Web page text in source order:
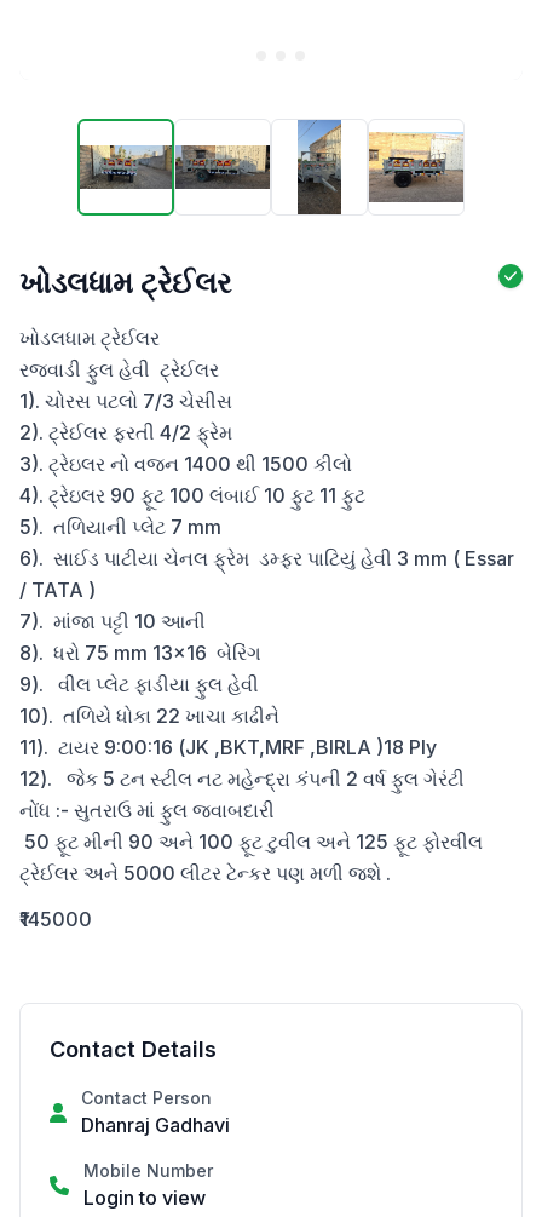
ખોડલધામ ટ્રેઈલર
ખોડલધામ ટ્રેઈલર
રજવાડી ફુલ હેવી  ટ્રેઈલર
1). ચોરસ પટલો 7/3 ચેસીસ
2). ટ્રેઈલર ફરતી 4/2 ફ્રેમ
3). ટ્રેઇલર નો વજન 1400 થી 1500 કીલો
4). ટ્રેઇલર 90 ફૂટ 100 લંબાઈ 10 ફુટ 11 ફુટ
5).  તળિયાની પ્લેટ 7 mm
6).  સાઈડ પાટીયા ચેનલ ફ્રેમ  ડમ્ફર પાટિયું હેવી 3 mm ( Essar
/ TATA )
7).  માંજા પટ્ટી 10 આની
8).  ધરો 75 mm 13×16  બેરિંગ
9).   વીલ પ્લેટ ફાડીયા ફુલ હેવી
10).  તળિયે ધોકા 22 ખાચા કાઢીને
11).  ટાયર 9:00:16 (JK ,BKT,MRF ,BIRLA )18 Ply
12).   જેક 5 ટન સ્ટીલ નટ મહેન્દ્રા કંપની 2 વર્ષ ફુલ ગેરંટી
નોંધ :- સુતરાઉ માં ફુલ જવાબદારી
ટ્રેઈલર અને 5000 લીટર ટેન્કર પણ મળી જશે .
₹145000
Contact Details
Contact Person
Dhanraj Gadhavi
Mobile Number
Login to view